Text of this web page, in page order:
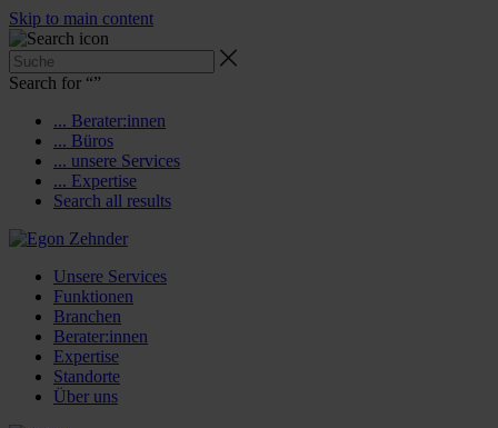
Skip to main content
Search for “”
... Berater:innen
... Büros
... unsere Services
... Expertise
Search all results
Unsere Services
Funktionen
Branchen
Berater:innen
Expertise
Standorte
Über uns